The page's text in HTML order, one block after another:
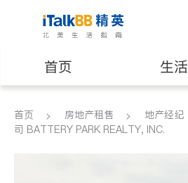
首页 生活
医生 律师
首页 房地产租售 地产经纪
司 BATTERY PARK REALTY, INC.